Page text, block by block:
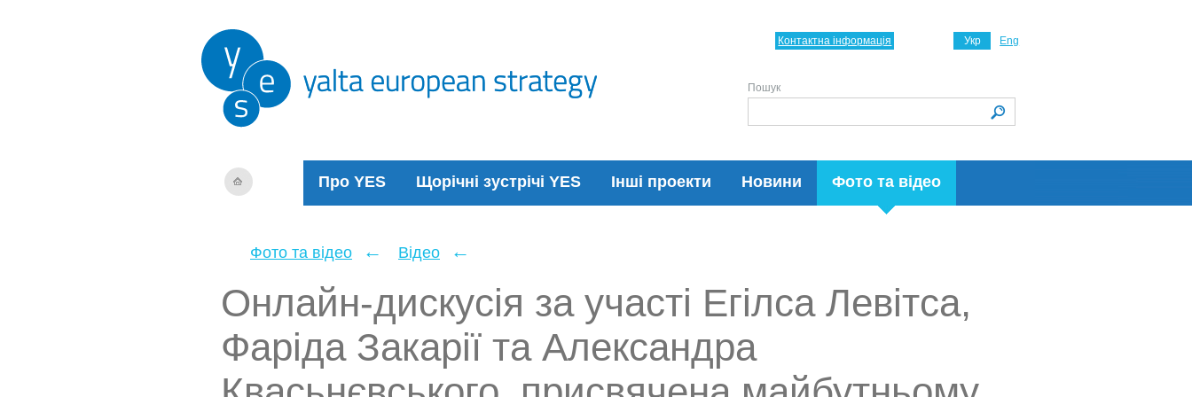
Про YES Щорічні зустрічі YES Інші проекти Новини Фото та відео
Укр Eng
Контактна інформація
Пошук
Фото та відео ← Відео ←
Онлайн-дискусія за участі Егілса Левітса,
Фаріда Закарії та Александра